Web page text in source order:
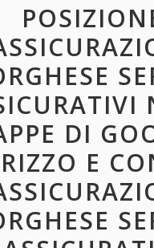
DI
E